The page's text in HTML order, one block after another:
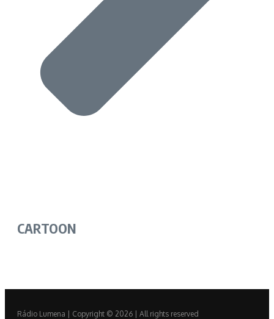
CARTOON
Rádio Lumena | Copyright © 2026 | All rights reserved